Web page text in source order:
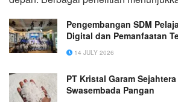
Pengembangan SDM
Digital dan Pemanfaatan
14 JULY 2026
PT Kristal Garam
Swasembada Pangan